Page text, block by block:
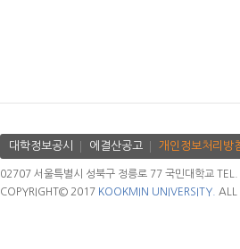
대학정보공시 에결산공고 개인정보처리방
02707 서울특별시 성북구 정릉로 77 국민대학교
COPYRIGHT© 2017 KOOKMIN UNIVERSITY. ALL